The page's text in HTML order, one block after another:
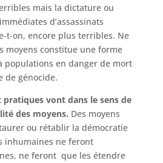
mais la dictature ou
d’assassinats
t-on, encore plus terribles. Ne
moyens constitue une forme
populations en danger de mort
de génocide.
pratiques vont dans le sens de
des moyens. Des moyens
ou rétablir la démocratie
inhumaines ne feront
ne feront que les étendre